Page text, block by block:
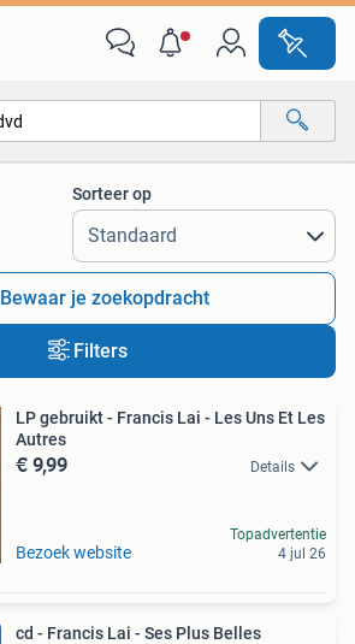
Alle afstanden…
Sorteer op
Bewaar je zoekopdracht
Filters
LP gebruikt - Francis Lai - Les Uns Et Les
Autres
€ 9,99 Details
Bezoek website
Topadvertentie
4 jul 26
cd - Francis Lai - Ses Plus Belles